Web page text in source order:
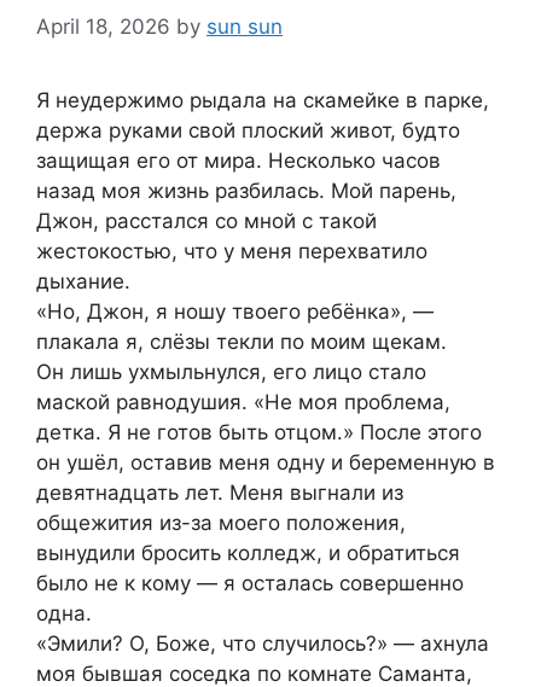
April 18, 2026 by sun sun
Я неудержимо рыдала на скамейке в парке,
держа руками свой плоский живот, будто
защищая его от мира. Несколько часов
назад моя жизнь разбилась. Мой парень,
Джон, расстался со мной с такой
жестокостью, что у меня перехватило
дыхание.
«Но, Джон, я ношу твоего ребёнка», —
плакала я, слёзы текли по моим щекам.
Он лишь ухмыльнулся, его лицо стало
маской равнодушия. «Не моя проблема,
детка. Я не готов быть отцом.» После этого
он ушёл, оставив меня одну и беременную в
девятнадцать лет. Меня выгнали из
общежития из-за моего положения,
вынудили бросить колледж, и обратиться
было не к кому — я осталась совершенно
одна.
«Эмили? О, Боже, что случилось?» — ахнула
моя бывшая соседка по комнате Саманта,